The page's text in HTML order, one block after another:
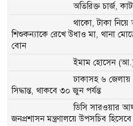
অতিরিক্ত চার্জ,
থাকো, টাকা
শিশুকন্যাকে রেখে উধাও মা, থানা
বোন
ইমাম হোসেন (আ.)-
ঢাকাসহ ৬ জেলায়
সিদ্ধান্ত, থাকবে ৩০ জুন পর্যন্ত
ডিসি সারওয়ার
জনপ্রশাসন মন্ত্রণালয়ে উপসচিব